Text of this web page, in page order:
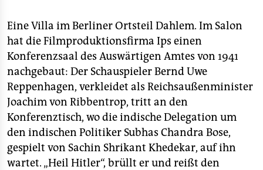
verlag
veranstaltungen
shop
fragen & hilfe
unterstützen
abo
Eine Villa im Berliner Ortsteil Dahlem. Im Salon
hat die Filmproduktionsfirma Ips einen
Konferenzsaal des Auswärtigen Amtes von 1941
nachgebaut: Der Schauspieler Bernd Uwe
Reppenhagen, verkleidet als Reichsaußenminister
Joachim von Ribbentrop, tritt an den
Konferenztisch, wo die indische Delegation um
den indischen Politiker Subhas Chandra Bose,
gespielt von Sachin Shrikant Khedekar, auf ihn
wartet. „Heil Hitler“, brüllt er und reißt den